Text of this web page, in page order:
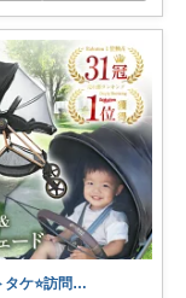
サトタケ⭐️訪問感謝🙇‍♂️コレ歓迎✨